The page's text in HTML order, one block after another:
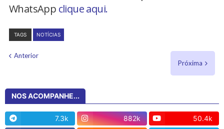
WhatsApp clique aqui.
TAGS NOTÍCIAS
Anterior
Próxima
NOS ACOMPANHE...
7.3k 882k
50.4k